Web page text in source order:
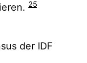
25
der IDF